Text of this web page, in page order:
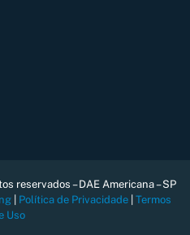
reservados – DAE Americana – SP
| Política de Privacidade| Termos
Uso